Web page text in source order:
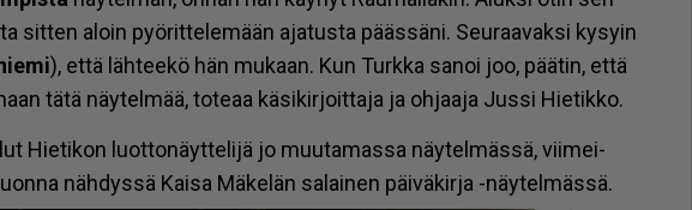
sit­ten aloin pyö­rit­te­le­mään aja­tus­ta pääs­sä­ni. Seu­raa­vak­si ky­syin
), et­tä läh­tee­kö hän mu­kaan. Kun Turk­ka sa­noi joo, pää­tin, et­tä
tätä näy­tel­mää, to­te­aa kä­si­kir­joit­ta­ja ja oh­jaa­ja Jus­si Hie­tik­ko.
Hie­ti­kon luot­to­näyt­te­li­jä jo muu­ta­mas­sa näy­tel­mäs­sä, vii­mei­
näh­dys­sä Kai­sa Mä­ke­län sa­lai­nen päi­vä­kir­ja -näy­tel­mäs­sä.